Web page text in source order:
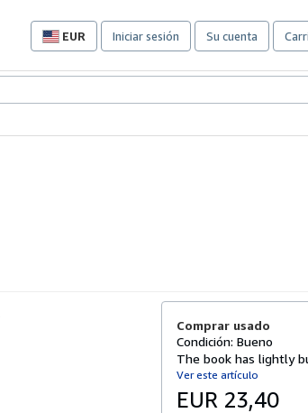
EUR
Preferencias
compra
sitio.
Iniciar sesión Su cuenta
Comprar usado
Condición: Bueno
The book has lightly
Ver este artículo
EUR 23,40